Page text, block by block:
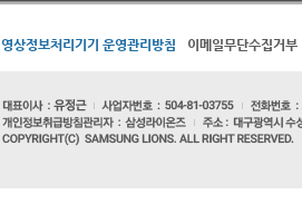
영상정보처리기기 운영관리방침 이메일무단수집거부